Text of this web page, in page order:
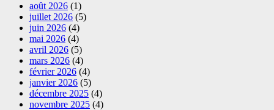
août 2026 (1)
juillet 2026 (5)
juin 2026 (4)
mai 2026 (4)
avril 2026 (5)
mars 2026 (4)
février 2026 (4)
janvier 2026 (5)
décembre 2025 (4)
novembre 2025 (4)